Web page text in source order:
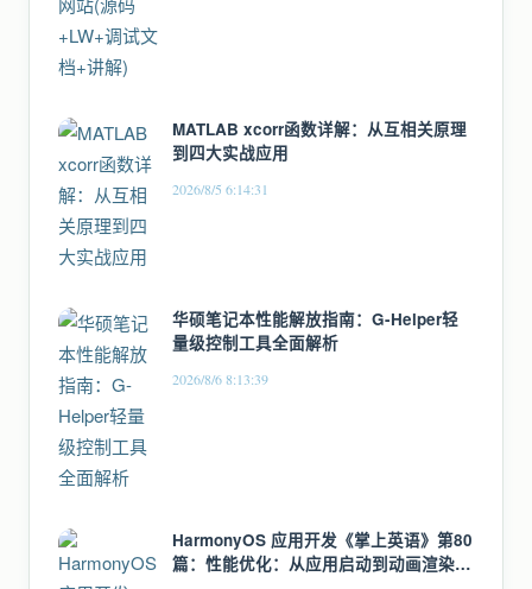
MATLAB xcorr函数详解：从互相关原理
到四大实战应用
2026/8/5 6:14:31
华硕笔记本性能解放指南：G-Helper轻
量级控制工具全面解析
2026/8/6 8:13:39
HarmonyOS 应用开发《掌上英语》第80
篇：性能优化：从应用启动到动画渲染的